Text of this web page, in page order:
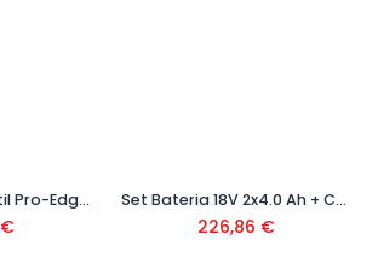
Biseladora Portátil Pro-Edger Ref. 16956
€
Set Bateria 18V 2x4.0 Ah + Cargador GAL Ref: 1600A019S0
226,86 €